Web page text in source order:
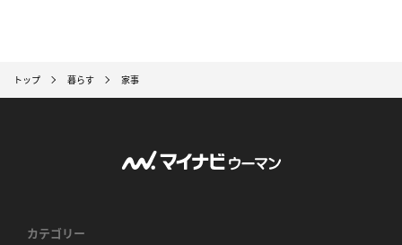
トップ 暮らす 家事
カテゴリー